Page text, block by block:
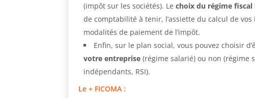
(impôt sur les sociétés). Lechoix du régime fiscal
de comptabilité à tenir, l’assiette du calcul de
modalités de paiement de l’impôt.
Enfin, sur le plan social, vous pouvez choisir
votre entreprise (régime salarié) ou non (régime
indépendants, RSI).
Le + FICOMA :